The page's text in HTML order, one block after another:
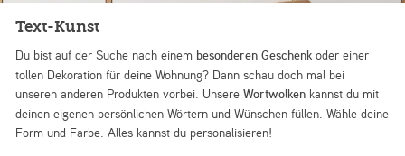
Text-Kunst
Du bist auf der Suche nach einem besonderen Geschenk oder einer
tollen Dekoration für deine Wohnung? Dann schau doch mal bei
unseren anderen Produkten vorbei. UnsereWortwolken kannst du mit
deinen eigenen persönlichen Wörtern und Wünschen füllen. Wähle deine
Form und Farbe. Alles kannst du personalisieren!